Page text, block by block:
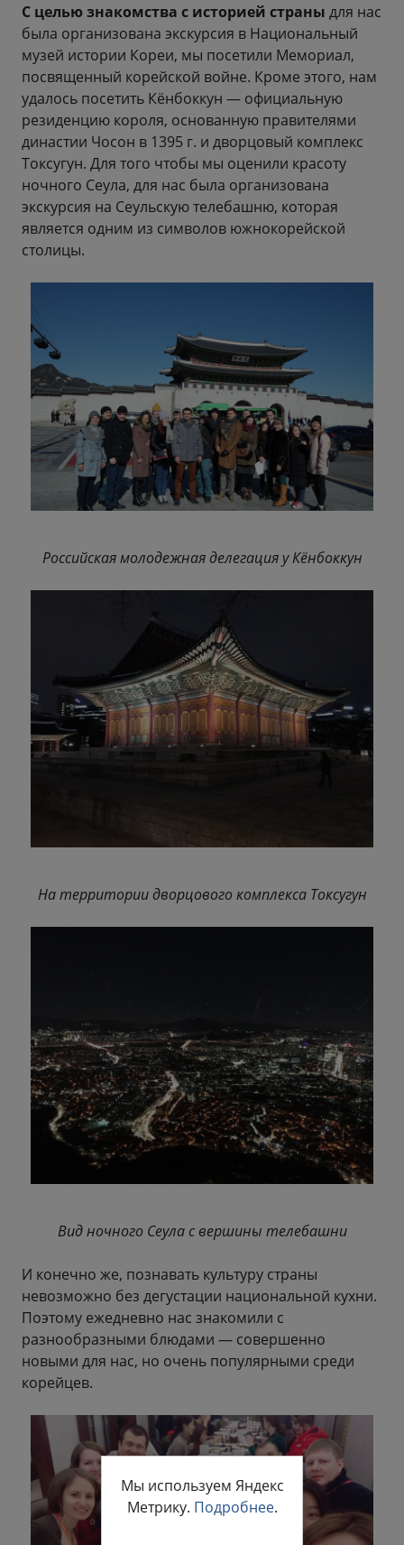
С целью знакомства с историей страны для нас
была организована экскурсия в Национальный
музей истории Кореи, мы посетили Мемориал,
посвященный корейской войне. Кроме этого, нам
удалось посетить Кёнбоккун — официальную
резиденцию короля, основанную правителями
династии Чосон в 1395 г. и дворцовый комплекс
Токсугун. Для того чтобы мы оценили красоту
ночного Сеула, для нас была организована
экскурсия на Сеульскую телебашню, которая
является одним из символов южнокорейской
столицы.
Российская молодежная делегация у Кёнбоккун
На территории дворцового комплекса Токсугун
Вид ночного Сеула с вершины телебашни
И конечно же, познавать культуру страны
невозможно без дегустации национальной кухни.
Поэтому ежедневно нас знакомили с
разнообразными блюдами — совершенно
новыми для нас, но очень популярными среди
корейцев.
Мы используем Яндекс
Метрику. Подробнее.